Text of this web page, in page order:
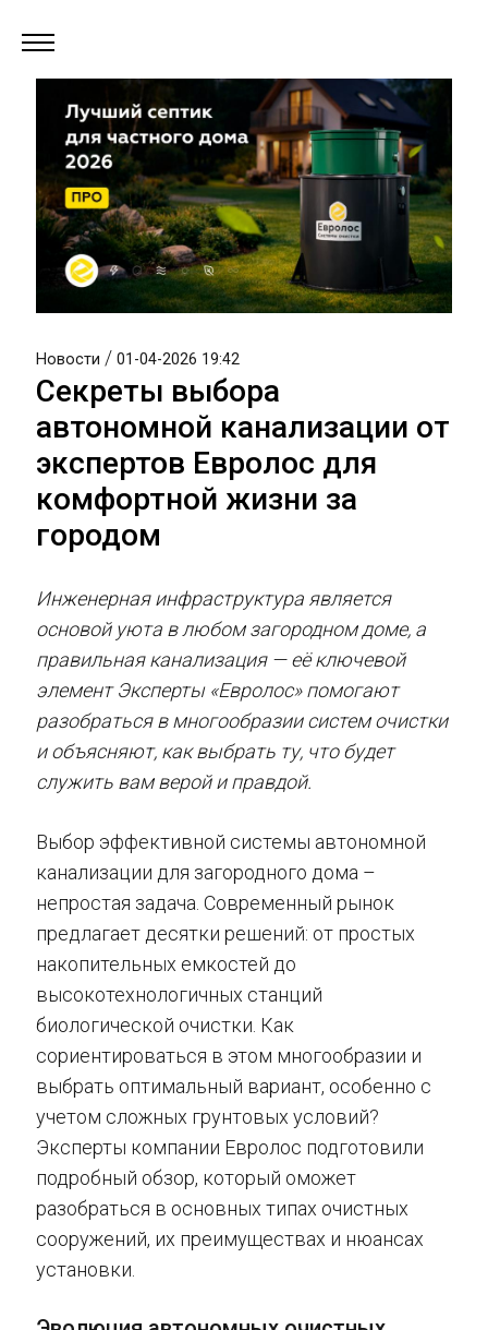
Новости / 01-04-2026 19:42
Секреты выбора
автономной канализации от
экспертов Евролос для
комфортной жизни за
городом
Инженерная инфраструктура является
основой уюта в любом загородном доме, а
правильная канализация — её ключевой
элемент Эксперты «Евролос» помогают
разобраться в многообразии систем очистки
и объясняют, как выбрать ту, что будет
служить вам верой и правдой.
Выбор эффективной системы автономной
канализации для загородного дома –
непростая задача. Современный рынок
предлагает десятки решений: от простых
накопительных емкостей до
высокотехнологичных станций
биологической очистки. Как
сориентироваться в этом многообразии и
выбрать оптимальный вариант, особенно с
учетом сложных грунтовых условий?
Эксперты компании Евролос подготовили
подробный обзор, который оможет
разобраться в основных типах очистных
сооружений, их преимуществах и нюансах
установки.